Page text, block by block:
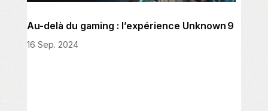
Au-delà du gaming : l’expérience Unknown 9
16 Sep. 2024